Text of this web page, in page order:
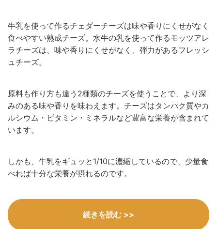
牛乳を使って作るチェダーチーズは味や香りにくせがなく
食べやすい熟成チーズ。水牛の乳を使って作るモッツアレ
ラチーズは、味や香りにくせがなく、弾力があるフレッシ
ュチーズ。
原料も作り方も違う2種類のチーズを使うことで、より深
みのある味や香りを味わえます。チーズはタンパク質やカ
ルシウム・ビタミン・ミネラルなど豊富な栄養が含まれて
います。
しかも、牛乳をギュッと1/10に濃縮しているので、少量食
べれば十分な栄養が摂れるのです。
続きを読む >>